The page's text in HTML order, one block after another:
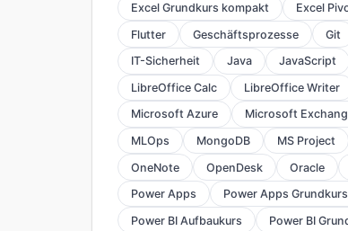
Excel Grundkurs kompakt
Excel
Flutter
Geschäftsprozesse Git
IT-Sicherheit
Java JavaScript
LibreOffice Calc
LibreOffice Writer
Microsoft Azure
Microsoft
MLOps
MongoDB MS Project
OneNote
OpenDesk Oracle
Power Apps
Power Apps Grundkurs
Power BI Aufbaukurs
Power BI